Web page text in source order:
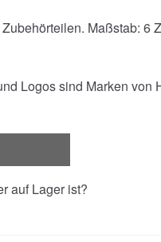
Maßstab: 6
Logos sind Marken von
auf Lager ist?